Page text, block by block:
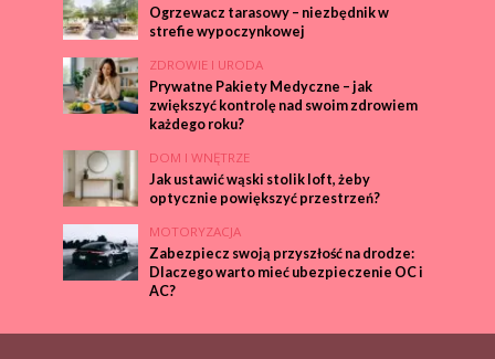
Ogrzewacz tarasowy – niezbędnik w
strefie wypoczynkowej
ZDROWIE I URODA
Prywatne Pakiety Medyczne – jak
zwiększyć kontrolę nad swoim zdrowiem
każdego roku?
DOM I WNĘTRZE
Jak ustawić wąski stolik loft, żeby
optycznie powiększyć przestrzeń?
MOTORYZACJA
Zabezpiecz swoją przyszłość na drodze:
Dlaczego warto mieć ubezpieczenie OC i
AC?